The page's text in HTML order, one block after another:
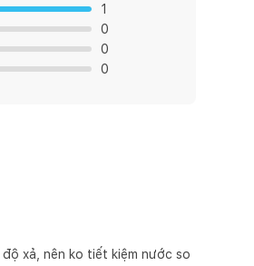
1
0
0
0
xả, nên ko tiết kiệm nước so